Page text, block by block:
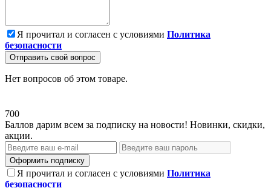
Я прочитал и согласен с условиями Политика
безопасности
Отправить свой вопрос
Нет вопросов об этом товаре.
700
Баллов дарим всем за подписку на новости! Новинки, скидки,
акции.
Оформить подписку
Я прочитал и согласен с условиями Политика
безопасности